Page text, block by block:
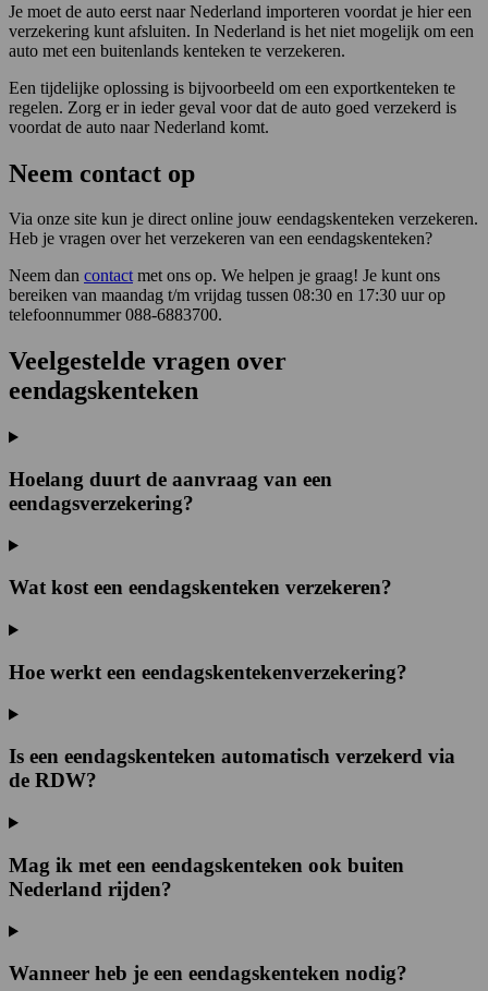
Je moet de auto eerst naar Nederland importeren voordat je hier een
verzekering kunt afsluiten. In Nederland is het niet mogelijk om een
auto met een buitenlands kenteken te verzekeren.
Een tijdelijke oplossing is bijvoorbeeld om een exportkenteken te
regelen. Zorg er in ieder geval voor dat de auto goed verzekerd is
voordat de auto naar Nederland komt.
Neem contact op
Via onze site kun je direct online jouw eendagskenteken verzekeren.
Heb je vragen over het verzekeren van een eendagskenteken?
Neem dan contactmet ons op. We helpen je graag! Je kunt ons
bereiken van maandag t/m vrijdag tussen 08:30 en 17:30 uur op
telefoonnummer 088-6883700.
Veelgestelde vragen over
eendagskenteken
Hoelang duurt de aanvraag van een
eendagsverzekering?
Wat kost een eendagskenteken verzekeren?
Hoe werkt een eendagskentekenverzekering?
Is een eendagskenteken automatisch verzekerd via
de RDW?
Mag ik met een eendagskenteken ook buiten
Nederland rijden?
Wanneer heb je een eendagskenteken nodig?